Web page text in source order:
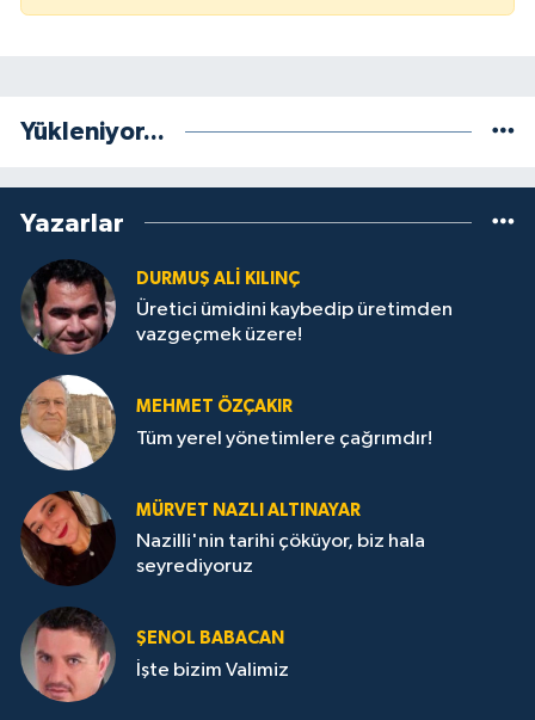
Yükleniyor...
Yazarlar
DURMUŞ ALI KILINÇ
Üretici ümidini kaybedip üretimden
vazgeçmek üzere!
MEHMET ÖZÇAKIR
Tüm yerel yönetimlere çağrımdır!
MÜRVET NAZLI ALTINAYAR
Nazilli'nin tarihi çöküyor, biz hala
seyrediyoruz
ŞENOL BABACAN
İşte bizim Valimiz